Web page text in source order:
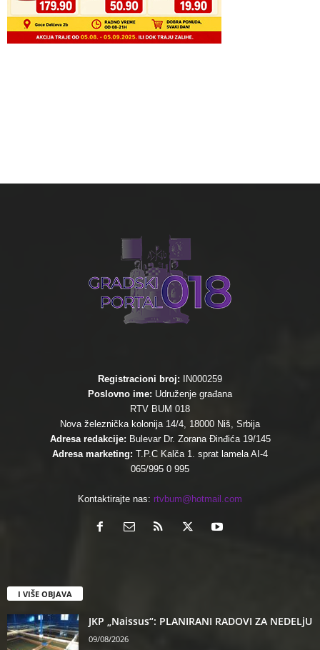
Registracioni broj: IN000259
Poslovno ime: Udruženje građana
RTV BUM 018
Nova železnička kolonija 14/4, 18000 Niš, Srbija
Adresa redakcije: Bulevar Dr. Zorana Đinđića 19/145
Adresa marketing: T.P.C Kalča 1. sprat lamela AI-4
065/995 0 995
Kontaktirajte nas: rtvbum@hotmail.com
I VIŠE OBJAVA
JKP „Naissus“: PLANIRANI RADOVI ZA NEDELjU
09/08/2026